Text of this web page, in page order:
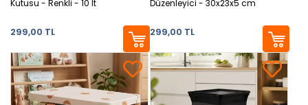
Kutusu - Renkli - 10 lt
299,00 TL
Düzenleyici - 30x23x5 cm
299,00 TL